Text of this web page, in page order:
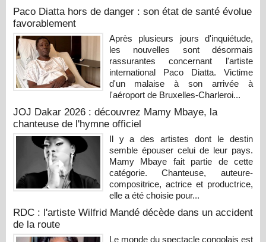
Paco Diatta hors de danger : son état de santé évolue
favorablement
Après plusieurs jours d'inquiétude,
les nouvelles sont désormais
rassurantes concernant l'artiste
international Paco Diatta. Victime
d'un malaise à son arrivée à
l'aéroport de Bruxelles-Charleroi...
JOJ Dakar 2026 : découvrez Mamy Mbaye, la
chanteuse de l'hymne officiel
Il y a des artistes dont le destin
semble épouser celui de leur pays.
Mamy Mbaye fait partie de cette
catégorie. Chanteuse, auteure-
compositrice, actrice et productrice,
elle a été choisie pour...
RDC : l'artiste Wilfrid Mandé décède dans un accident
de la route
Le monde du spectacle congolais est